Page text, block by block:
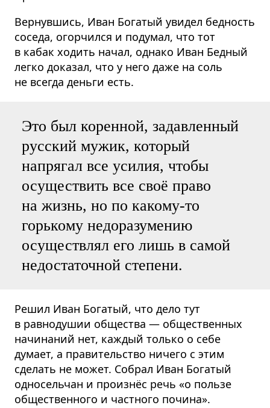
Вернувшись, Иван Богатый увидел бедность
соседа, огорчился и подумал, что тот
в кабак ходить начал, однако Иван Бедный
легко доказал, что у него даже на соль
не всегда деньги есть.
Это был коренной, задавленный
русский мужик, который
напрягал все усилия, чтобы
осуществить все своё право
на жизнь, но по какому-то
горькому недоразумению
осуществлял его лишь в самой
недостаточной степени.
Решил Иван Богатый, что дело тут
в равнодушии общества — общественных
начинаний нет, каждый только о себе
думает, а правительство ничего с этим
сделать не может. Собрал Иван Богатый
односельчан и произнёс речь «о пользе
общественного и частного почина».